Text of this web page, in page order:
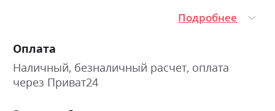
Подробнее
Оплата
Наличный, безналичный расчет, оплата
через Приват24